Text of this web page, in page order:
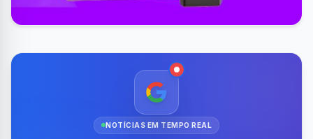
NOTÍCIAS EM TEMPO REAL